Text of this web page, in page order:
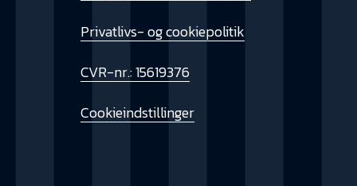
Privatlivs- og cookiepolitik
CVR-nr.: 15619376
Cookieindstillinger